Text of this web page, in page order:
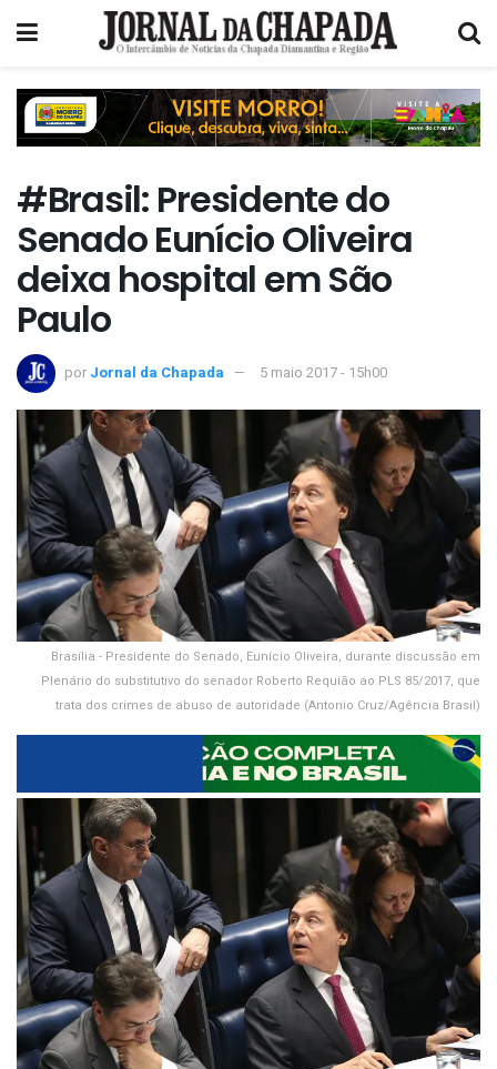
#Brasil: Presidente do
Senado Eunício Oliveira
deixa hospital em São
Paulo
por Jornal da Chapada 5 maio 2017 - 15h00
Brasília - Presidente do Senado, Eunício Oliveira, durante discussão em
Plenário do substitutivo do senador Roberto Requião ao PLS 85/2017, que
trata dos crimes de abuso de autoridade (Antonio Cruz/Agência Brasil)